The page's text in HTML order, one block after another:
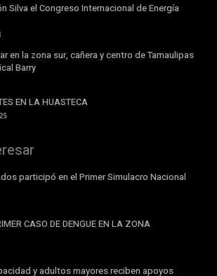
Silva el Congreso Internacional de Energía
en la zona sur, cañera y centro de Tamaulipas
Barry
EN LA HUASTECA
participó en el Primer Simulacro Nacional
CASO DE DENGUE EN LA ZONA
y adultos mayores reciben apoyos